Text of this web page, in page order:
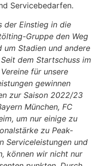
Servicebedarfen.
der Einstieg in die
Gruppe den Weg
um Stadien und andere
dem Startschuss im
für unsere
gewinnen
zur Saison 2022/23
München, FC
um nur einige zu
zu Peak-
Serviceleistungen und
können wir nicht nur